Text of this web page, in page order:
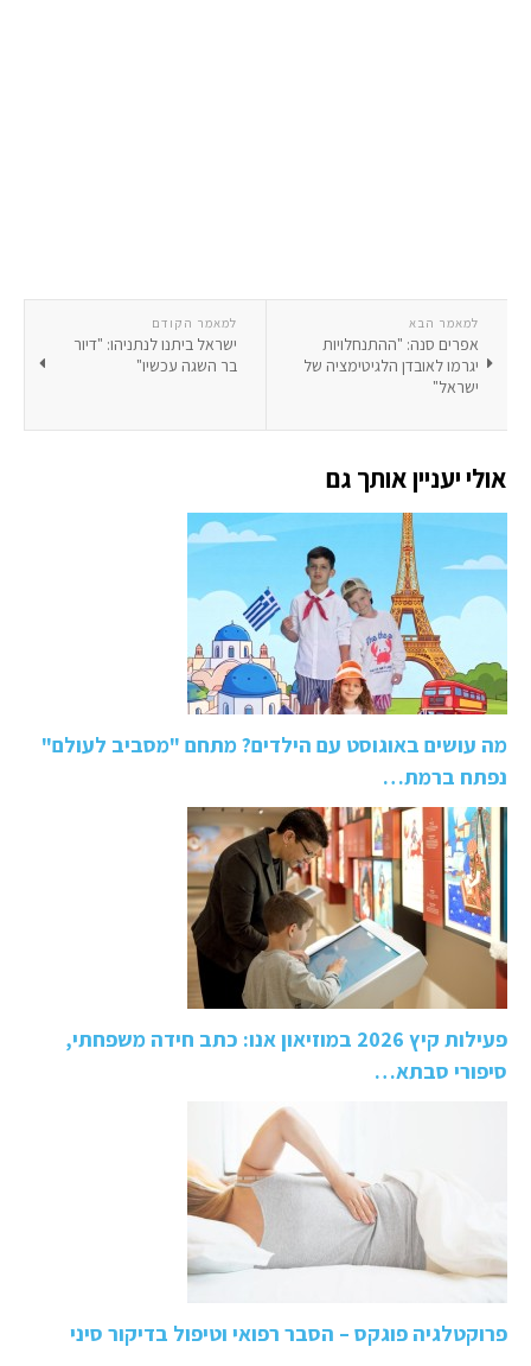
למאמר הקודם
ישראל ביתנו לנתניהו: "דיור
בר השגה עכשיו"
למאמר הבא
אפרים סנה: "ההתנחלויות
יגרמו לאובדן הלגיטימציה של
ישראל"
אולי יעניין אותך גם
מה עושים באוגוסט עם הילדים? מתחם "מסביב לעולם"
נפתח ברמת…
פעילות קיץ 2026 במוזיאון אנו: כתב חידה משפחתי,
סיפורי סבתא…
פרוקטלגיה פוגקס – הסבר רפואי וטיפול בדיקור סיני